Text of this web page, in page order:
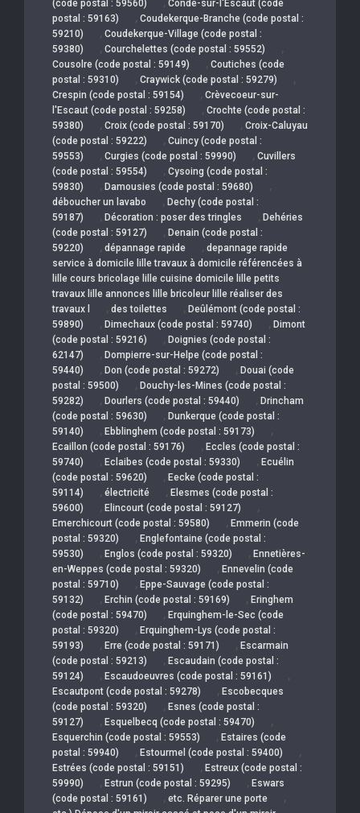
(code postal : 59560)
Condé-sur-l'Escaut (code
postal : 59163)
, Coudekerque-Branche (code postal :
59210)
, Coudekerque-Village (code postal :
59380)
, Courchelettes (code postal : 59552) ,
Cousolre (code postal : 59149) , Coutiches (code
postal : 59310)
, Craywick (code postal : 59279) ,
Crespin (code postal : 59154) , Crèvecoeur-sur-
l'Escaut (code postal : 59258)
, Crochte (code postal :
59380)
, Croix (code postal : 59170) , Croix-Caluyau
(code postal : 59222)
, Cuincy (code postal :
59553)
, Curgies (code postal : 59990) , Cuvillers
(code postal : 59554)
, Cysoing (code postal :
59830)
, Damousies (code postal : 59680) ,
déboucher un lavabo , Dechy (code postal :
59187)
, Décoration : poser des tringles , Dehéries
(code postal : 59127)
, Denain (code postal :
59220)
, dépannage rapide , depannage rapide
service à domicile lille travaux à domicile référencées à
lille cours bricolage lille cuisine domicile lille petits
travaux lille annonces lille bricoleur lille réaliser des
travaux l
, des toilettes , Deûlémont (code postal :
59890)
, Dimechaux (code postal : 59740) , Dimont
(code postal : 59216)
, Doignies (code postal :
62147)
, Dompierre-sur-Helpe (code postal :
59440)
, Don (code postal : 59272) , Douai (code
postal : 59500)
, Douchy-les-Mines (code postal :
59282)
, Dourlers (code postal : 59440) , Drincham
(code postal : 59630)
, Dunkerque (code postal :
59140)
, Ebblinghem (code postal : 59173) ,
Ecaillon (code postal : 59176) , Eccles (code postal :
59740)
, Eclaibes (code postal : 59330) , Ecuélin
(code postal : 59620)
, Eecke (code postal :
59114)
, électricité , Elesmes (code postal :
59600)
, Elincourt (code postal : 59127) ,
Emerchicourt (code postal : 59580) , Emmerin (code
postal : 59320)
, Englefontaine (code postal :
59530)
, Englos (code postal : 59320) , Ennetières-
en-Weppes (code postal : 59320)
, Ennevelin (code
postal : 59710)
, Eppe-Sauvage (code postal :
59132)
, Erchin (code postal : 59169) , Eringhem
(code postal : 59470)
, Erquinghem-le-Sec (code
postal : 59320)
, Erquinghem-Lys (code postal :
59193)
, Erre (code postal : 59171) , Escarmain
(code postal : 59213)
, Escaudain (code postal :
59124)
, Escaudoeuvres (code postal : 59161) ,
Escautpont (code postal : 59278) , Escobecques
(code postal : 59320)
, Esnes (code postal :
59127)
, Esquelbecq (code postal : 59470) ,
Esquerchin (code postal : 59553) , Estaires (code
postal : 59940)
, Estourmel (code postal : 59400) ,
Estrées (code postal : 59151) , Estreux (code postal :
59990)
, Estrun (code postal : 59295) , Eswars
(code postal : 59161)
, etc. Réparer une porte ,